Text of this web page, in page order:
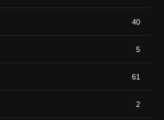
40
5
61
2